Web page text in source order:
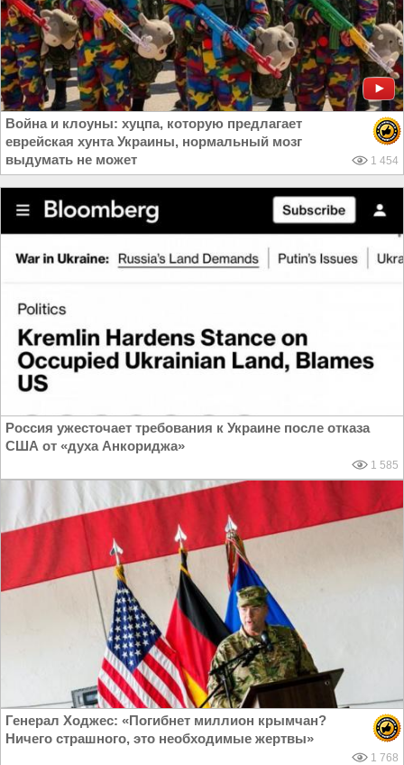
Война и клоуны: хуцпа, которую предлагает
еврейская хунта Украины, нормальный мозг
выдумать не может
1 454
Россия ужесточает требования к Украине после отказа
США от «духа Анкориджа»
1 585
Генерал Ходжес: «Погибнет миллион крымчан?
Ничего страшного, это необходимые жертвы»
1 768